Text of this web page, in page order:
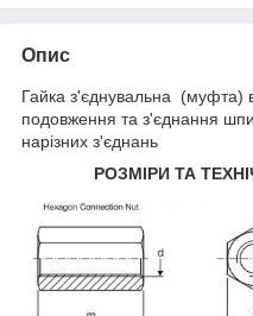
Опис
Гайка з'єднувальна (муфта)
подовження та з'єднання
нарізних з'єднань
РОЗМІРИ ТА